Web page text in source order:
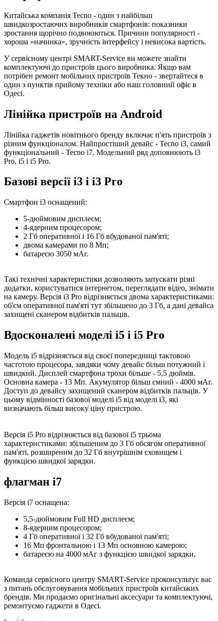
Китайська компанія Tecno - один з найбільш
швидкозростаючих виробників смартфонів: показники
зростання щорічно подвоюються. Причини популярності -
хороша «начинка», зручність інтерфейсу і невисока вартість.
У сервісному центрі SMART-Service ви можете знайти
комплектуючі до пристроїв цього виробника. Якщо вам
потрібен ремонт мобільних пристроїв Текно - звертайтеся в
один з пунктів прийому техніки або наш головний офіс в
Одесі.
Лінійка пристроїв на Android
Лінійка гаджетів новітнього бренду включає п'ять пристроїв з
різним функціоналом. Найпростіший девайс - Tecno i3, самий
функціональний - Tecno i7. Модельний ряд доповнюють i3
Pro, i5 і i5 Pro.
Базові версії i3 і i3 Pro
Смартфон i3 оснащений:
5-дюймовим дисплеєм;
4-ядерним процесором;
2 Гб оперативної і 16 Гб вбудованої пам'яті;
двома камерами по 8 Мп;
батареєю 3050 мАг.
Такі технічні характеристики дозволяють запускати різні
додатки, користуватися інтернетом, переглядати відео, знімати
на камеру. Версія i3 Pro відрізняється двома характеристиками:
об'єм оперативної пам'яті тут збільшено до 3 Гб, а дані девайса
захищені сканером відбитків пальців.
Вдосконалені моделі i5 і i5 Pro
Модель i5 відрізняється від своєї попередниці тактовою
частотою процесора, завдяки чому девайс більш потужний і
швидкий. Дисплей смартфона трохи більше - 5,5 дюймів.
Основна камера - 13 Мп. Акумулятор більш ємний - 4000 мАг.
Доступ до девайсу захищений сканером відбитків пальців. У
цьому відмінності базової моделі i5 від моделі i3, які
визначають більш високу ціну пристрою.
Версія i5 Pro відрізняється від базової i5 трьома
характеристиками: збільшеним до 3 Гб обсягом оперативної
пам'яті, розширеним до 32 Гб внутрішнім сховищем і
функцією швидкої зарядки.
флагман i7
Версія i7 оснащена:
5,5-дюймовим Full HD дисплеєм;
8-ядерним процесором;
4 Гб оперативної і 32 Гб вбудованої пам'яті;
16 Мп фронтальною і 13 Мп основною камерою;
батареєю на 4000 мАг з функцією швидкої зарядки.
Команда сервісного центру SMART-Service проконсультує вас
з питань обслуговування мобільних пристроїв китайських
брендів. Ми продаємо оригінальні аксесуари та комплектуючі,
ремонтуємо гаджети в Одесі.